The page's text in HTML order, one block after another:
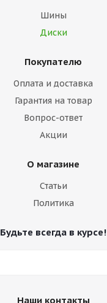
Шины
Диски
Покупателю
Оплата и доставка
Гарантия на товар
Вопрос-ответ
Акции
О магазине
Статьи
Политика
Будьте всегда в курсе!
Наши контакты